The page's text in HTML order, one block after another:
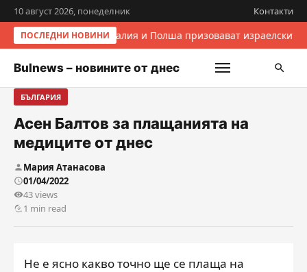
10 август 2026, понеделник Контакти
ПОСЛЕДНИ НОВИНИИталия и Полша призовават
Bulnews – новините от днес
БЪЛГАРИЯ
Асен Балтов за плащанията на
медиците от днес
Мария Атанасова
01/04/2022
43 views
1 min read
Не е ясно какво точно ще се плаща на